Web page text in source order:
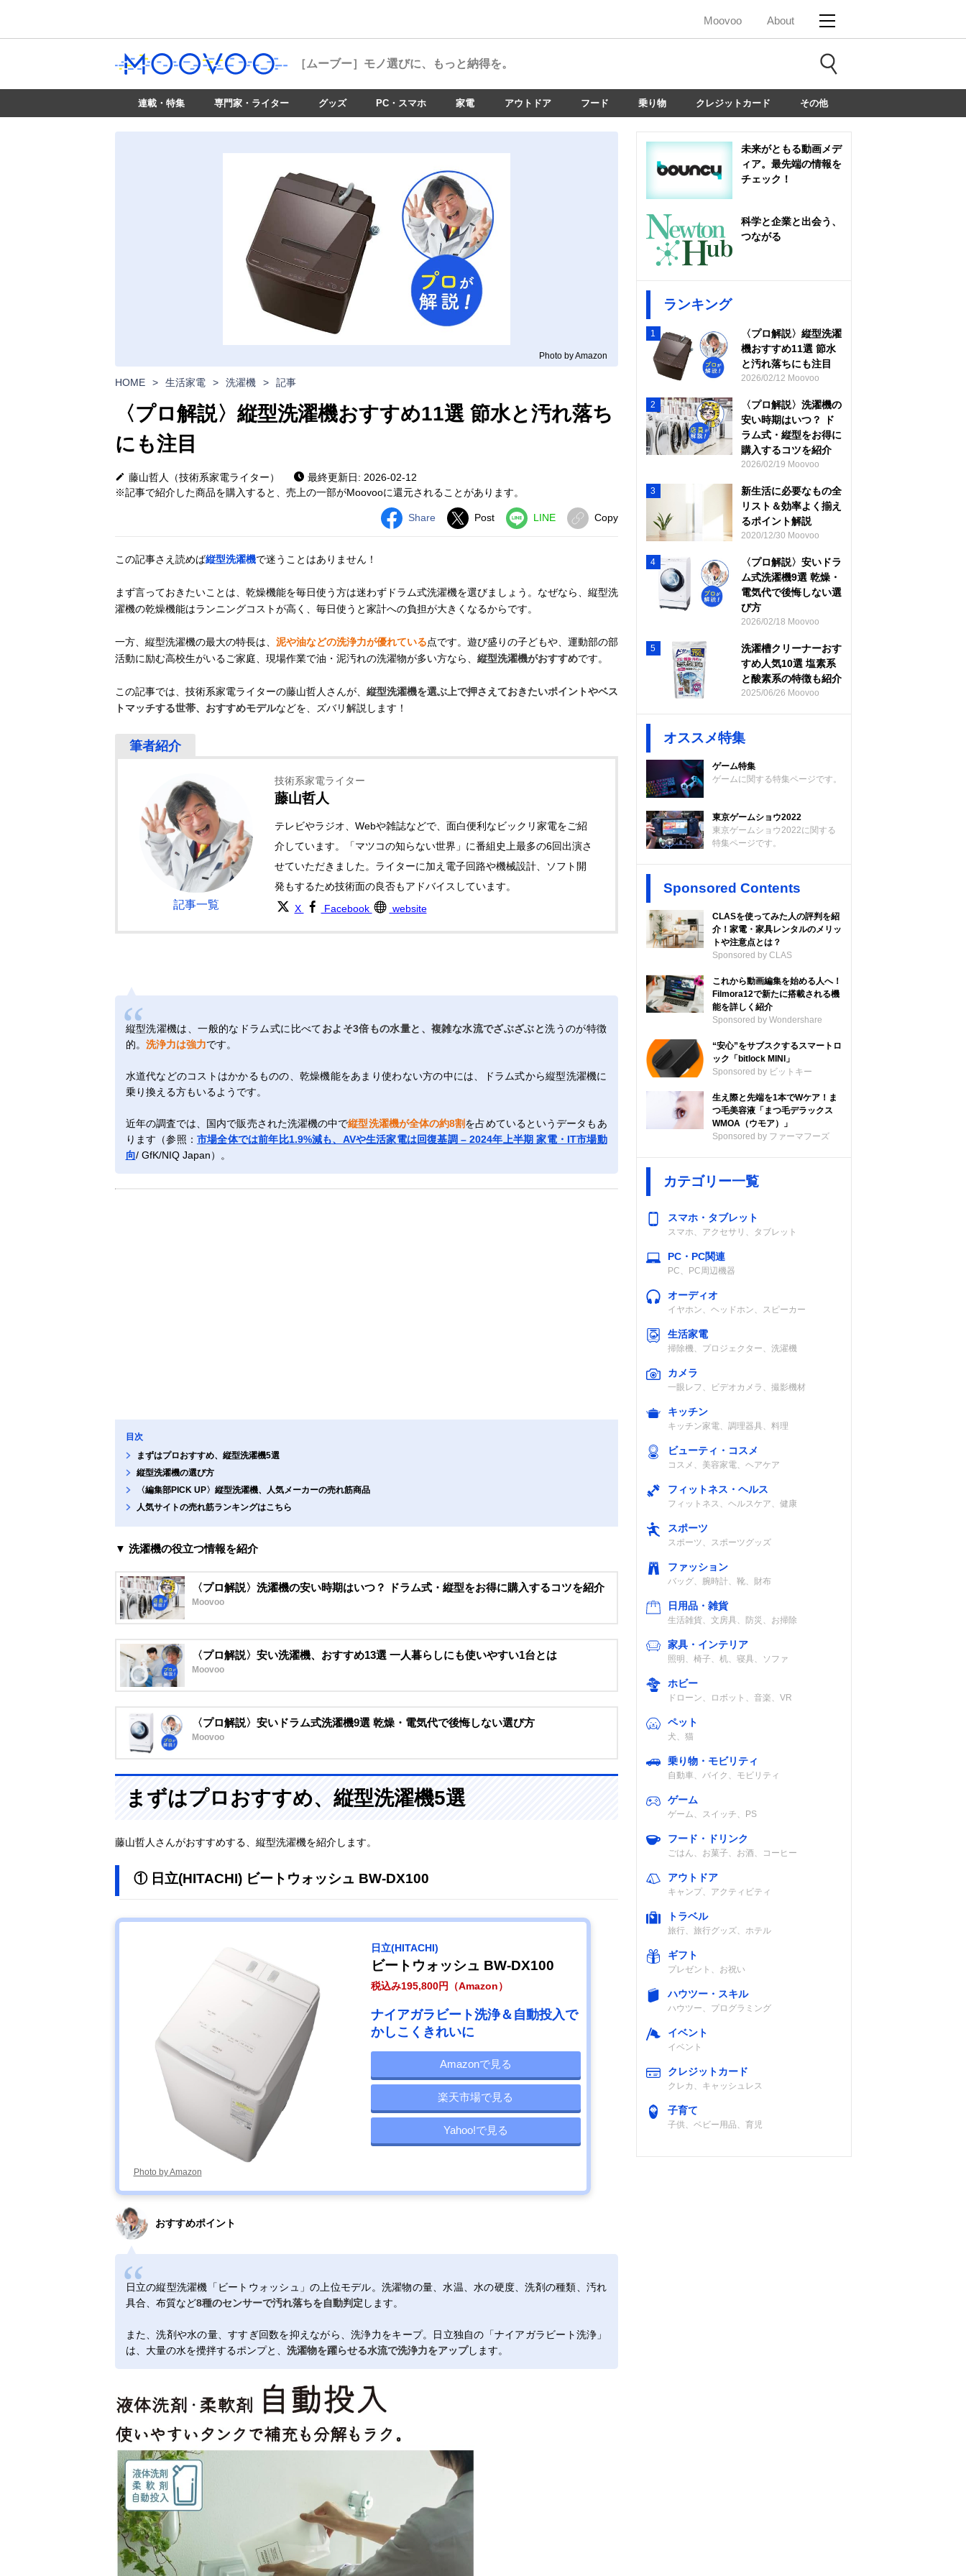
Moovoo About
［ムーブー］ モノ選びに、もっと納得を。
連載・特集 専門家・ライター グッズ PC・スマホ 家電 アウトドア フード 乗り物 クレジットカード その他
Photo by Amazon
HOME > 生活家電 > 洗濯機 > 記事
〈プロ解説〉縦型洗濯機おすすめ11選 節水と汚れ落ち
にも注目
藤山哲人（技術系家電ライター）
最終更新日: 2026-02-12
※記事で紹介した商品を購入すると、売上の一部がMoovooに還元されることがあります。
Share Post LINE Copy
この記事さえ読めば縦型洗濯機で迷うことはありません！
まず言っておきたいことは、乾燥機能を毎日使う方は迷わずドラム式洗濯機を選びましょう。なぜなら、縦型洗
濯機の乾燥機能はランニングコストが高く、毎日使うと家計への負担が大きくなるからです。
一方、縦型洗濯機の最大の特長は、 泥や油などの洗浄力が優れている点です。遊び盛りの子どもや、運動部の部
活動に励む高校生がいるご家庭、現場作業で油・泥汚れの洗濯物が多い方なら、 縦型洗濯機がおすすめです。
この記事では、技術系家電ライターの藤山哲人さんが、 縦型洗濯機を選ぶ上で押さえておきたいポイントやベス
トマッチする世帯、おすすめモデルなどを、ズバリ解説します！
記事一覧
技術系家電ライター
藤山哲人
テレビやラジオ、Webや雑誌などで、面白便利なビックリ家電をご紹
介しています。「マツコの知らない世界」に番組史上最多の6回出演さ
せていただきました。ライターに加え電子回路や機械設計、ソフト開
発もするため技術面の良否もアドバイスしています。
X
Facebook website
縦型洗濯機は、一般的なドラム式に比べておよそ3倍もの水量と、複雑な水流でざぶざぶと洗うのが特徴
的。 洗浄力は強力です。
水道代などのコストはかかるものの、乾燥機能をあまり使わない方の中には、ドラム式から縦型洗濯機に
乗り換える方もいるようです。
近年の調査では、国内で販売された洗濯機の中で縦型洗濯機が全体の約8割を占めているというデータもあ
ります（参照： 市場全体では前年比1.9%減も、AVや生活家電は回復基調 – 2024年上半期 家電・IT市場動
向/ GfK/NIQ Japan）。
目次
まずはプロおすすめ、縦型洗濯機5選
縦型洗濯機の選び方
〈編集部PICK UP〉縦型洗濯機、人気メーカーの売れ筋商品
人気サイトの売れ筋ランキングはこちら
▼ 洗濯機の役立つ情報を紹介
〈プロ解説〉洗濯機の安い時期はいつ？ ドラム式・縦型をお得に購入するコツを紹介
Moovoo
〈プロ解説〉安い洗濯機、おすすめ13選 一人暮らしにも使いやすい1台とは
Moovoo
〈プロ解説〉安いドラム式洗濯機9選 乾燥・電気代で後悔しない選び方
Moovoo
まずはプロおすすめ、縦型洗濯機5選
藤山哲人さんがおすすめする、縦型洗濯機を紹介します。
① 日立(HITACHI) ビートウォッシュ BW-DX100
Photo by Amazon
日立(HITACHI)
ビートウォッシュ BW-DX100
税込み195,800円（Amazon）
ナイアガラビート洗浄＆自動投入で
かしこくきれいに
Amazonで見る
楽天市場で見る
Yahoo!で見る
おすすめポイント
日立の縦型洗濯機「ビートウォッシュ」の上位モデル。洗濯物の量、水温、水の硬度、洗剤の種類、汚れ
具合、布質など8種のセンサーで汚れ落ちを自動判定 します。
また、洗剤や水の量、すすぎ回数を抑えながら、洗浄力をキープ。日立独自の「ナイアガラビート洗浄」
は、大量の水を攪拌するポンプと、 洗濯物を躍らせる水流で洗浄力をアップします。
未来がともる動画メデ
ィア。最先端の情報を
チェック！
科学と企業と出会う、
つながる
ランキング
1
〈プロ解説〉縦型洗濯
機おすすめ11選 節水
と汚れ落ちにも注目
2026/02/12 Moovoo
2
〈プロ解説〉洗濯機の
安い時期はいつ？ ド
ラム式・縦型をお得に
購入するコツを紹介
2026/02/19 Moovoo
3
新生活に必要なもの全
リスト＆効率よく揃え
るポイント解説
2020/12/30 Moovoo
4
〈プロ解説〉安いドラ
ム式洗濯機9選 乾燥・
電気代で後悔しない選
び方
2026/02/18 Moovoo
5
洗濯槽クリーナーおす
すめ人気10選 塩素系
と酸素系の特徴も紹介
2025/06/26 Moovoo
オススメ特集
ゲーム特集
ゲームに関する特集ページです。
東京ゲームショウ2022
東京ゲームショウ2022に関する
特集ページです。
Sponsored Contents
CLASを使ってみた人の評判を紹
介！家電・家具レンタルのメリッ
トや注意点とは？
Sponsored by CLAS
これから動画編集を始める人へ！
Filmora12で新たに搭載される機
能を詳しく紹介
Sponsored by Wondershare
“安心”をサブスクするスマートロ
ック「bitlock MINI」
Sponsored by ビットキー
生え際と先端を1本でWケア！ま
つ毛美容液「まつ毛デラックス
WMOA（ウモア）」
Sponsored by ファーマフーズ
カテゴリー一覧
スマホ・タブレット
スマホ、アクセサリ、タブレット
PC・PC関連
PC、PC周辺機器
オーディオ
イヤホン、ヘッドホン、スピーカー
生活家電
掃除機、プロジェクター、洗濯機
カメラ
一眼レフ、ビデオカメラ、撮影機材
キッチン
キッチン家電、調理器具、料理
ビューティ・コスメ
コスメ、美容家電、ヘアケア
フィットネス・ヘルス
フィットネス、ヘルスケア、健康
スポーツ
スポーツ、スポーツグッズ
ファッション
バッグ、腕時計、靴、財布
日用品・雑貨
生活雑貨、文房具、防災、お掃除
家具・インテリア
照明、椅子、机、寝具、ソファ
ホビー
ドローン、ロボット、音楽、VR
ペット
犬、猫
乗り物・モビリティ
自動車、バイク、モビリティ
ゲーム
ゲーム、スイッチ、PS
フード・ドリンク
ごはん、お菓子、お酒、コーヒー
アウトドア
キャンプ、アクティビティ
トラベル
旅行、旅行グッズ、ホテル
ギフト
プレゼント、お祝い
ハウツー・スキル
ハウツー、プログラミング
イベント
イベント
クレジットカード
クレカ、キャッシュレス
子育て
子供、ベビー用品、育児